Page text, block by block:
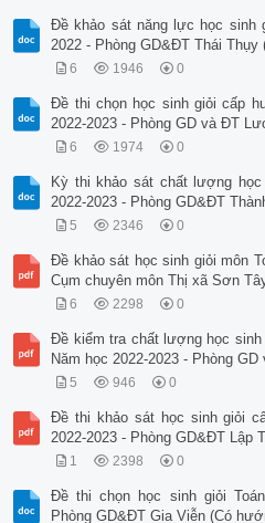
Đề khảo sát năng lực học sinh
2022 - Phòng GD&ĐT Thái
6 1946 0
Đề thi chọn học sinh giỏi cấp
2022-2023 - Phòng GD và ĐT
6 1974 0
Kỳ thi khảo sát chất lượng
2022-2023 - Phòng GD&ĐT
5 2346 0
Đề khảo sát học sinh giỏi môn
Cụm chuyên môn Thị xã Sơn
6 2298 0
Đề kiểm tra chất lượng học
Năm học 2022-2023 - Phòng
5 946 0
Đề thi khảo sát học sinh giỏi
2022-2023 - Phòng GD&ĐT Lập
1 2398 0
Đề thi chọn học sinh giỏi
Phòng GD&ĐT Gia Viễn (Có